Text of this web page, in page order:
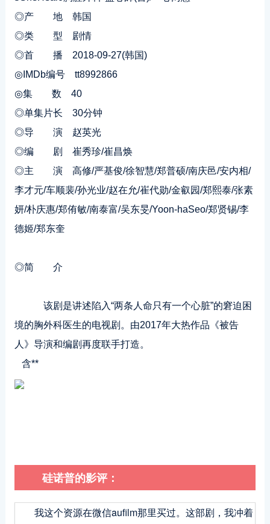
◎产 地 韩国
◎类 型 剧情
◎首 播 2018-09-27(韩国)
◎IMDb编号 tt8992866
◎集 数 40
◎单集片长 30分钟
◎导 演 赵英光
◎编 剧 崔秀珍/崔昌焕
◎主 演 高修/严基俊/徐智慧/郑普硕/南庆邑/安内相/
李才元/车顺裴/孙光业/赵在允/崔代勋/金叡园/郑熙泰/张素
妍/朴庆惠/郑侑敏/南泰富/吴东旻/Yoon-haSeo/郑贤锡/李
德姬/郑东奎
◎简 介
该剧是讲述陷入“两条人命只有一个心脏”的窘迫困
境的胸外科医生的电视剧。由2017年大热作品《被告
人》导演和编剧再度联手打造。
含**
硅诺普的影评：
我这个资源在微信aufilm那里买过。这部剧，我冲着